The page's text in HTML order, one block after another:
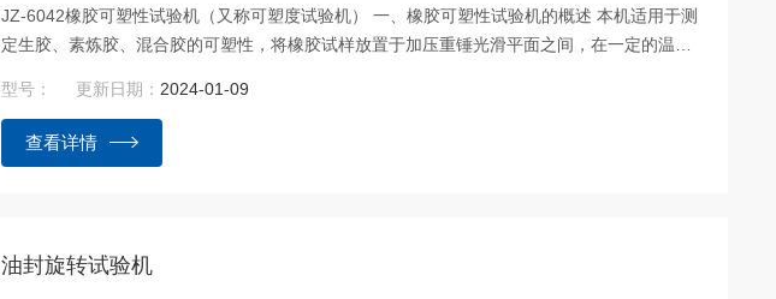
JZ-6042橡胶可塑性试验机（又称可塑度试验机） 一、橡胶可塑性试验机的概述 本机适用于测
定生胶、素炼胶、混合胶的可塑性，将橡胶试样放置于加压重锤光滑平面之间，在一定的温
型号：
更新日期： 2024-01-09
查看详情
油封旋转试验机